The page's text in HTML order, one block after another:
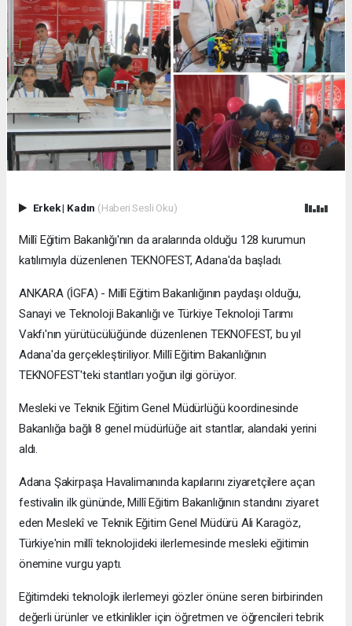
Erkek| Kadın (Haberi Sesli Oku)
Millî Eğitim Bakanlığı'nın da aralarında olduğu 128 kurumun
katılımıyla düzenlenen TEKNOFEST, Adana'da başladı.
ANKARA (İGFA) - Millî Eğitim Bakanlığının paydaşı olduğu,
Sanayi ve Teknoloji Bakanlığı ve Türkiye Teknoloji Tarımı
Vakfı'nın yürütücülüğünde düzenlenen TEKNOFEST, bu yıl
Adana'da gerçekleştiriliyor. Millî Eğitim Bakanlığının
TEKNOFEST'teki stantları yoğun ilgi görüyor.
Mesleki ve Teknik Eğitim Genel Müdürlüğü koordinesinde
Bakanlığa bağlı 8 genel müdürlüğe ait stantlar, alandaki yerini
aldı.
Adana Şakirpaşa Havalimanında kapılarını ziyaretçilere açan
festivalin ilk gününde, Millî Eğitim Bakanlığının standını ziyaret
eden Meslekî ve Teknik Eğitim Genel Müdürü Ali Karagöz,
Türkiye'nin millî teknolojideki ilerlemesinde mesleki eğitimin
önemine vurgu yaptı.
Eğitimdeki teknolojik ilerlemeyi gözler önüne seren birbirinden
değerli ürünler ve etkinlikler için öğretmen ve öğrencileri tebrik